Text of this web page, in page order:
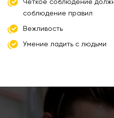
Четкое соблюдение
соблюдение правил
Вежливость
Умение ладить с людьми